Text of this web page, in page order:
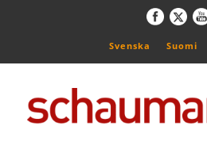
Svenska Suomi